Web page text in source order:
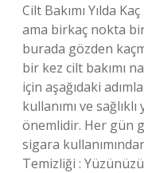
Cilt Bakımı Yılda
ama birkaç nokta
burada gözden
bir kez cilt bakımı
için aşağıdaki
kullanımı ve
önemlidir. Her gün
sigara
Temizliği :